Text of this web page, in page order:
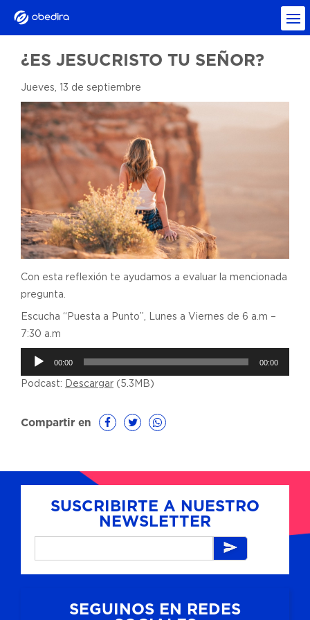
¿ES JESUCRISTO TU SEÑOR?
Jueves, 13 de septiembre
Con esta reflexión te ayudamos a evaluar la mencionada
pregunta.
Escucha “Puesta a Punto”, Lunes a Viernes de 6 a.m –
7:30 a.m
Reproductor
audio
00:00 00:00
Podcast: Descargar (5.3MB)
Compartir en
SUSCRIBIRTE A NUESTRO
NEWSLETTER
SEGUINOS EN REDES